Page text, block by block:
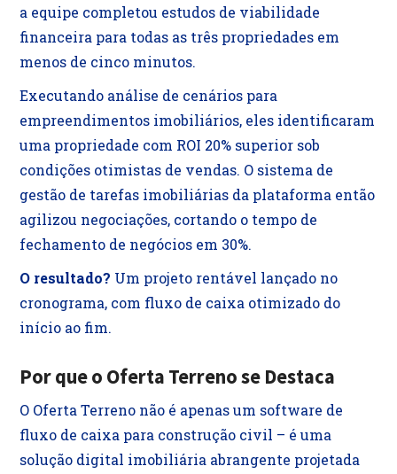
a equipe completou estudos de viabilidade
financeira para todas as três propriedades em
menos de cinco minutos.
Executando análise de cenários para
empreendimentos imobiliários, eles identificaram
uma propriedade com ROI 20% superior sob
condições otimistas de vendas. O sistema de
gestão de tarefas imobiliárias da plataforma então
agilizou negociações, cortando o tempo de
fechamento de negócios em 30%.
O resultado? Um projeto rentável lançado no
cronograma, com fluxo de caixa otimizado do
início ao fim.
Por que o Oferta Terreno se Destaca
O Oferta Terreno não é apenas um software de
fluxo de caixa para construção civil – é uma
solução digital imobiliária abrangente projetada